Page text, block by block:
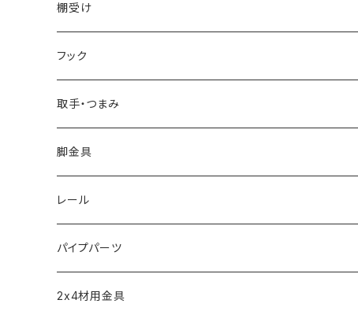
棚受け
ブレース棚受け
フック
ビス留め
取手・つまみ
取手
つまみ
脚金具
アジャスター
短めな脚金具
レール
モール
引き戸レール
パイプパーツ
パイプクランパー
2x4材用金具